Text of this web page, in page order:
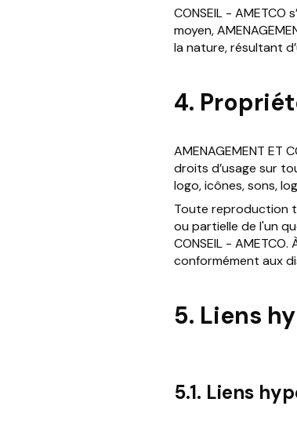
CONSEIL - AMETCO
moyen,
la nature, résultant
4.
AMENAGEMENT
droits d’usage sur
logo, icônes, sons,
Toute reproduction
ou partielle de l'un
CONSEIL -
conformément aux
5. Liens
5.1. Liens